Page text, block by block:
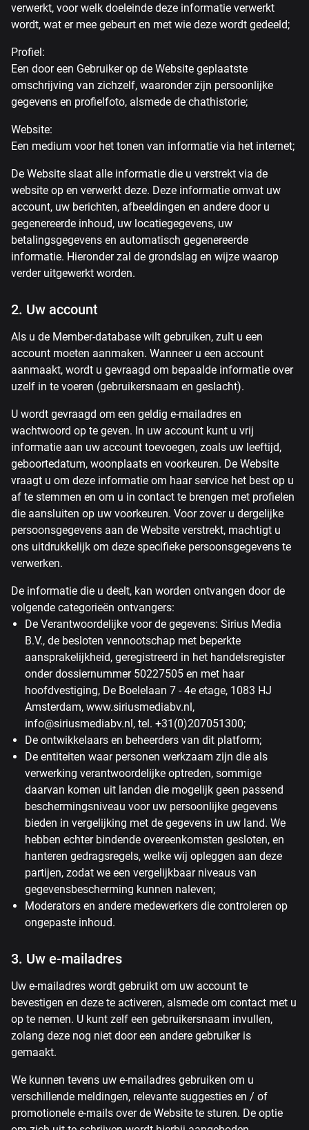
verwerkt, voor welk doeleinde deze informatie verwerkt
wordt, wat er mee gebeurt en met wie deze wordt gedeeld;
Profiel:
Een door een Gebruiker op de Website geplaatste
omschrijving van zichzelf, waaronder zijn persoonlijke
gegevens en profielfoto, alsmede de chathistorie;
Website:
Een medium voor het tonen van informatie via het internet;
De Website slaat alle informatie die u verstrekt via de
website op en verwerkt deze. Deze informatie omvat uw
account, uw berichten, afbeeldingen en andere door u
gegenereerde inhoud, uw locatiegegevens, uw
betalingsgegevens en automatisch gegenereerde
informatie. Hieronder zal de grondslag en wijze waarop
verder uitgewerkt worden.
2. Uw account
Als u de Member-database wilt gebruiken, zult u een
account moeten aanmaken. Wanneer u een account
aanmaakt, wordt u gevraagd om bepaalde informatie over
uzelf in te voeren (gebruikersnaam en geslacht).
U wordt gevraagd om een ​​geldig e-mailadres en
wachtwoord op te geven. In uw account kunt u vrij
informatie aan uw account toevoegen, zoals uw leeftijd,
geboortedatum, woonplaats en voorkeuren. De Website
vraagt ​​u om deze informatie om haar service het best op u
af te stemmen en om u in contact te brengen met profielen
die aansluiten op uw voorkeuren. Voor zover u dergelijke
persoonsgegevens aan de Website verstrekt, machtigt u
ons uitdrukkelijk om deze specifieke persoonsgegevens te
verwerken.
De informatie die u deelt, kan worden ontvangen door de
volgende categorieën ontvangers:
De Verantwoordelijke voor de gegevens: Sirius Media
B.V., de besloten vennootschap met beperkte
aansprakelijkheid, geregistreerd in het handelsregister
onder dossiernummer 50227505 en met haar
hoofdvestiging, De Boelelaan 7 - 4e etage, 1083 HJ
Amsterdam, www.siriusmediabv.nl,
info@siriusmediabv.nl, tel. +31(0)207051300;
De ontwikkelaars en beheerders van dit platform;
De entiteiten waar personen werkzaam zijn die als
verwerking verantwoordelijke optreden, sommige
daarvan komen uit landen die mogelijk geen passend
beschermingsniveau voor uw persoonlijke gegevens
bieden in vergelijking met de gegevens in uw land. We
hebben echter bindende overeenkomsten gesloten, en
hanteren gedragsregels, welke wij opleggen aan deze
partijen, zodat we een vergelijkbaar niveaus van
gegevensbescherming kunnen naleven;
Moderators en andere medewerkers die controleren op
ongepaste inhoud.
3. Uw e-mailadres
Uw e-mailadres wordt gebruikt om uw account te
bevestigen en deze te activeren, alsmede om contact met u
op te nemen. U kunt zelf een gebruikersnaam invullen,
zolang deze nog niet door een andere gebruiker is
gemaakt.
We kunnen tevens uw e-mailadres gebruiken om u
verschillende meldingen, relevante suggesties en / of
promotionele e-mails over de Website te sturen. De optie